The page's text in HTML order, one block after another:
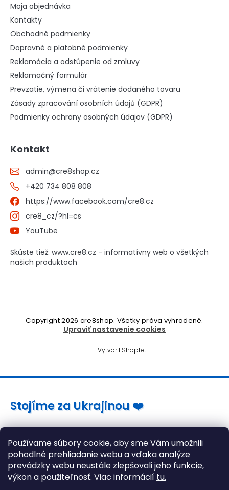
Používame súbory cookie, aby sme Vám umožnili
pohodlné prehliadanie webu a vďaka analýze
prevádzky webu neustále zlepšovali jeho funkcie,
výkon a použiteľnosť. Viac informácií tu.
Moja objednávka
Kontakty
Obchodné podmienky
Dopravné a platobné podmienky
Reklamácia a odstúpenie od zmluvy
Reklamačný formulár
Prevzatie, výmena či vrátenie dodaného tovaru
Zásady zpracování osobních údajů (GDPR)
Podmienky ochrany osobných údajov (GDPR)
Kontakt
admin@cre8shop.cz
+420 734 808 808
https://www.facebook.com/cre8.cz
cre8_cz/?hl=cs
YouTube
Skúste tiež: www.cre8.cz - informatívny web o všetkých
našich produktoch
Vytvoril Shoptet
Copyright 2026 cre8shop. Všetky práva vyhradené.
Upraviť nastavenie cookies
Stojíme za Ukrajinou ❤️
Ako a čím pomôcť »